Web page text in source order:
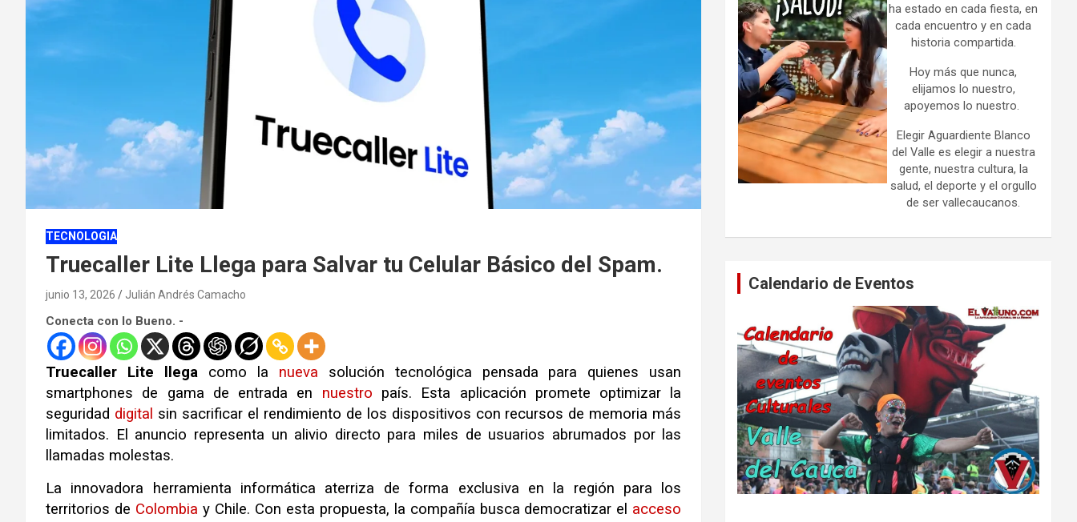
TECNOLOGIA
Truecaller Lite Llega para Salvar tu Celular Básico del Spam.
junio 13, 2026 Julián Andrés Camacho
Conecta con lo Bueno. -
Truecaller Lite llegacomo la nueva solución tecnológica pensada para quienes usan
smartphones de gama de entrada en nuestro país. Esta aplicación promete optimizar la
seguridad digital sin sacrificar el rendimiento de los dispositivos con recursos de memoria más
limitados. El anuncio representa un alivio directo para miles de usuarios abrumados por las
llamadas molestas.
La innovadora herramienta informática aterriza de forma exclusiva en la región para los
territorios de Colombia y Chile. Con esta propuesta, la compañía busca democratizar el acceso
ha estado en cada fiesta, en
cada encuentro y en cada
historia compartida.
Hoy más que nunca,
elijamos lo nuestro,
apoyemos lo nuestro.
Elegir Aguardiente Blanco
del Valle es elegir a nuestra
gente, nuestra cultura, la
salud, el deporte y el orgullo
de ser vallecaucanos.
Calendario de Eventos